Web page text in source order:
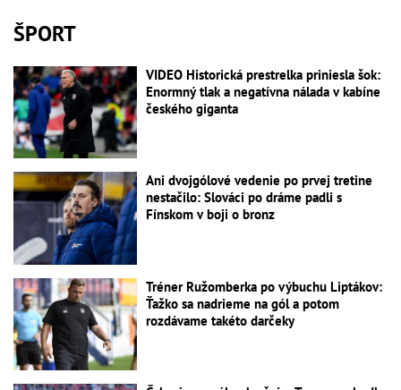
ŠPORT
VIDEO Historická prestrelka priniesla šok:
Enormný tlak a negatívna nálada v kabíne
českého giganta
Ani dvojgólové vedenie po prvej tretine
nestačilo: Slováci po dráme padli s
Fínskom v boji o bronz
Tréner Ružomberka po výbuchu Liptákov:
Ťažko sa nadrieme na gól a potom
rozdávame takéto darčeky